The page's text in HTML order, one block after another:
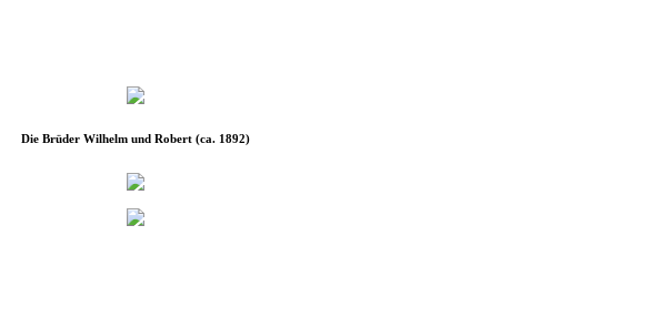
Die Brüder Wilhelm und Robert (ca. 1892)